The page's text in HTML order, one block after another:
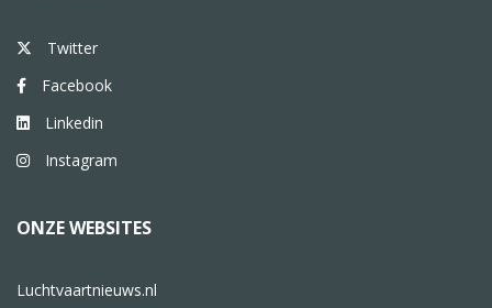
Twitter
Facebook
Linkedin
Instagram
ONZE WEBSITES
Luchtvaartnieuws.nl